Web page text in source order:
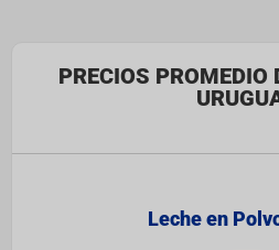
PRECIOS PROMEDIO
Leche en